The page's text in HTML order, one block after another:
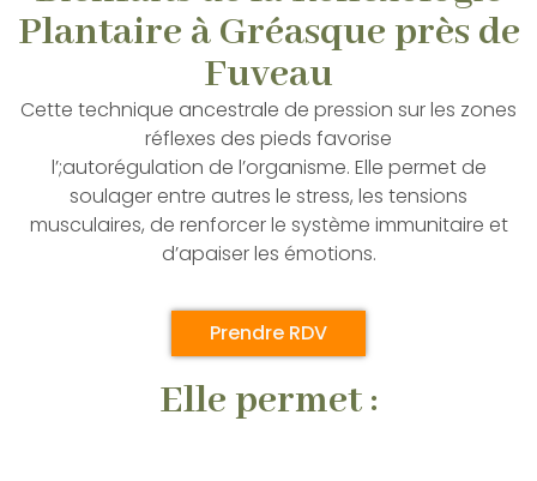
Plantaire à Gréasque près de
Fuveau
Cette technique ancestrale de pression sur les zones
réflexes des pieds favorise
l’;autorégulation de l’organisme. Elle permet de
soulager entre autres le stress, les tensions
musculaires, de renforcer le système immunitaire et
d’apaiser les émotions.
Prendre RDV
Elle permet :